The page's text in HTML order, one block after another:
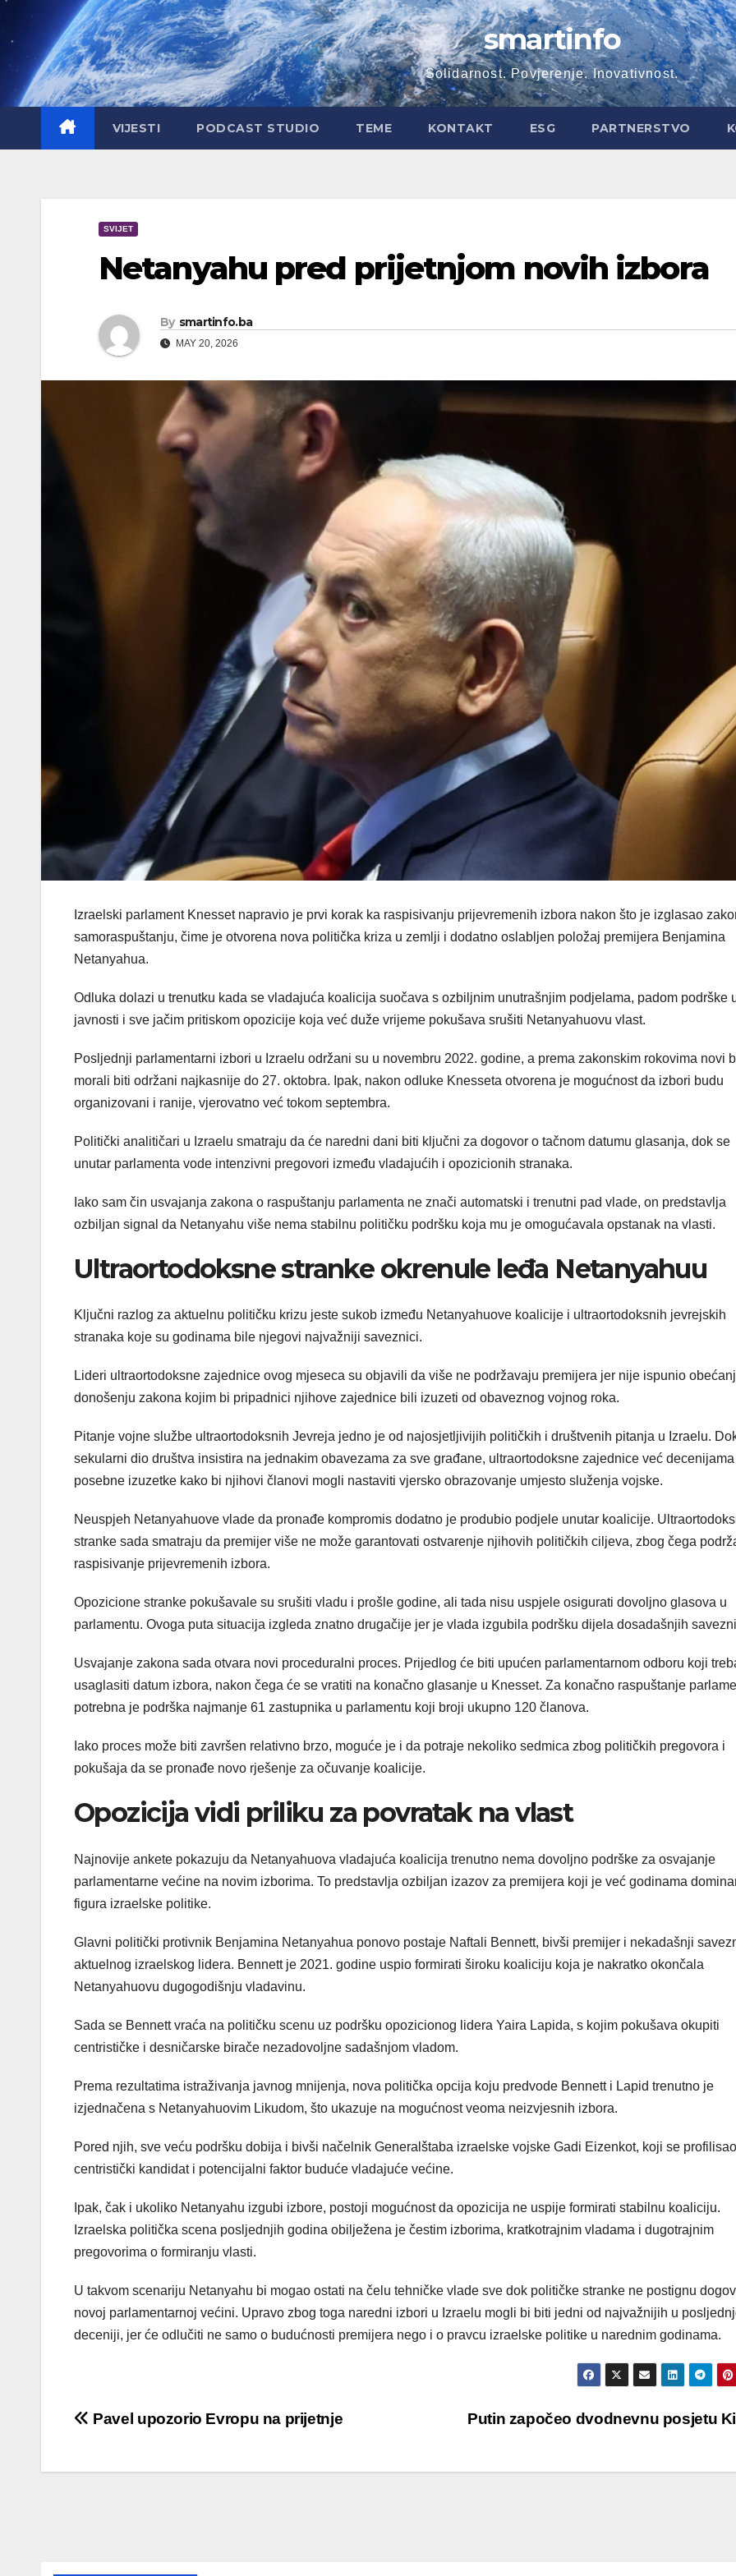
content
smartinfo
Solidarnost. Povjerenje. Inovativnost.
VIJESTI PODCAST STUDIO TEME KONTAKT ESG PARTNERSTVO
SVIJET
Netanyahu pred prijetnjom novih izbora
By smartinfo.ba
MAY 20, 2026
Izraelski parlament Knesset napravio je prvi korak ka raspisivanju prijevremenih izbora nakon što je izglasao
samoraspuštanju, čime je otvorena nova politička kriza u zemlji i dodatno oslabljen položaj premijera Benjamina
Netanyahua.
Odluka dolazi u trenutku kada se vladajuća koalicija suočava s ozbiljnim unutrašnjim podjelama, padom podrške
javnosti i sve jačim pritiskom opozicije koja već duže vrijeme pokušava srušiti Netanyahuovu vlast.
Posljednji parlamentarni izbori u Izraelu održani su u novembru 2022. godine, a prema zakonskim rokovima novi
morali biti održani najkasnije do 27. oktobra. Ipak, nakon odluke Knesseta otvorena je mogućnost da izbori budu
organizovani i ranije, vjerovatno već tokom septembra.
Politički analitičari u Izraelu smatraju da će naredni dani biti ključni za dogovor o tačnom datumu glasanja, dok se
unutar parlamenta vode intenzivni pregovori između vladajućih i opozicionih stranaka.
Iako sam čin usvajanja zakona o raspuštanju parlamenta ne znači automatski i trenutni pad vlade, on predstavlja
ozbiljan signal da Netanyahu više nema stabilnu političku podršku koja mu je omogućavala opstanak na vlasti.
Ultraortodoksne stranke okrenule leđa Netanyahuu
Ključni razlog za aktuelnu političku krizu jeste sukob između Netanyahuove koalicije i ultraortodoksnih jevrejskih
stranaka koje su godinama bile njegovi najvažniji saveznici.
Lideri ultraortodoksne zajednice ovog mjeseca su objavili da više ne podržavaju premijera jer nije ispunio
donošenju zakona kojim bi pripadnici njihove zajednice bili izuzeti od obaveznog vojnog roka.
Pitanje vojne službe ultraortodoksnih Jevreja jedno je od najosjetljivijih političkih i društvenih pitanja u Izraelu.
sekularni dio društva insistira na jednakim obavezama za sve građane, ultraortodoksne zajednice već
posebne izuzetke kako bi njihovi članovi mogli nastaviti vjersko obrazovanje umjesto služenja vojske.
Neuspjeh Netanyahuove vlade da pronađe kompromis dodatno je produbio podjele unutar koalicije.
stranke sada smatraju da premijer više ne može garantovati ostvarenje njihovih političkih ciljeva, zbog čega
raspisivanje prijevremenih izbora.
Opozicione stranke pokušavale su srušiti vladu i prošle godine, ali tada nisu uspjele osigurati dovoljno glasova u
parlamentu. Ovoga puta situacija izgleda znatno drugačije jer je vlada izgubila podršku dijela dosadašnjih
Usvajanje zakona sada otvara novi proceduralni proces. Prijedlog će biti upućen parlamentarnom odboru koji
usaglasiti datum izbora, nakon čega će se vratiti na konačno glasanje u Knesset. Za konačno raspuštanje
potrebna je podrška najmanje 61 zastupnika u parlamentu koji broji ukupno 120 članova.
Iako proces može biti završen relativno brzo, moguće je i da potraje nekoliko sedmica zbog političkih pregovora i
pokušaja da se pronađe novo rješenje za očuvanje koalicije.
Opozicija vidi priliku za povratak na vlast
Najnovije ankete pokazuju da Netanyahuova vladajuća koalicija trenutno nema dovoljno podrške za osvajanje
parlamentarne većine na novim izborima. To predstavlja ozbiljan izazov za premijera koji je već godinama
figura izraelske politike.
Glavni politički protivnik Benjamina Netanyahua ponovo postaje Naftali Bennett, bivši premijer i nekadašnji
aktuelnog izraelskog lidera. Bennett je 2021. godine uspio formirati široku koaliciju koja je nakratko okončala
Netanyahuovu dugogodišnju vladavinu.
Sada se Bennett vraća na političku scenu uz podršku opozicionog lidera Yaira Lapida, s kojim pokušava okupiti
centrističke i desničarske birače nezadovoljne sadašnjom vladom.
Prema rezultatima istraživanja javnog mnijenja, nova politička opcija koju predvode Bennett i Lapid trenutno je
izjednačena s Netanyahuovim Likudom, što ukazuje na mogućnost veoma neizvjesnih izbora.
Pored njih, sve veću podršku dobija i bivši načelnik Generalštaba izraelske vojske Gadi Eizenkot, koji se
centristički kandidat i potencijalni faktor buduće vladajuće većine.
Ipak, čak i ukoliko Netanyahu izgubi izbore, postoji mogućnost da opozicija ne uspije formirati stabilnu koaliciju.
Izraelska politička scena posljednjih godina obilježena je čestim izborima, kratkotrajnim vladama i dugotrajnim
pregovorima o formiranju vlasti.
U takvom scenariju Netanyahu bi mogao ostati na čelu tehničke vlade sve dok političke stranke ne postignu
novoj parlamentarnoj većini. Upravo zbog toga naredni izbori u Izraelu mogli bi biti jedni od najvažnijih u
deceniji, jer će odlučiti ne samo o budućnosti premijera nego i o pravcu izraelske politike u narednim godinama.
Post
Putin započeo dvodnevnu posjetu
Pavel upozorio Evropu na prijetnje